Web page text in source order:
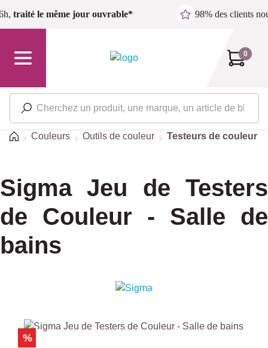
Passer au contenu principal
traité le même jour ouvrable* 98% des clients
0
Accueil
Couleurs Outils de couleur Testeurs de couleur
Sigma Jeu de Testers
de Couleur - Salle de
bains
Ignorer la galerie d'images
%